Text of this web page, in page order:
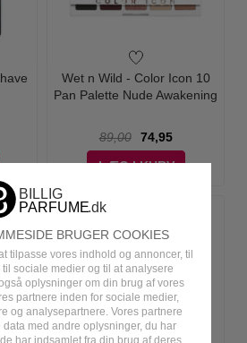
BRUGER COOKIES
tilpasse vores indhold og annoncer, til
sociale medier og til at analysere
oplysninger om din brug af vores
partnere inden for sociale medier,
og analysepartnere. Vores partnere
med andre oplysninger, du har
har indsamlet fra din brug af deres
Wet n Wild - Color Icon 10
Pan Palette Nude Awakening
89,00
74,95
LÆG I KURV